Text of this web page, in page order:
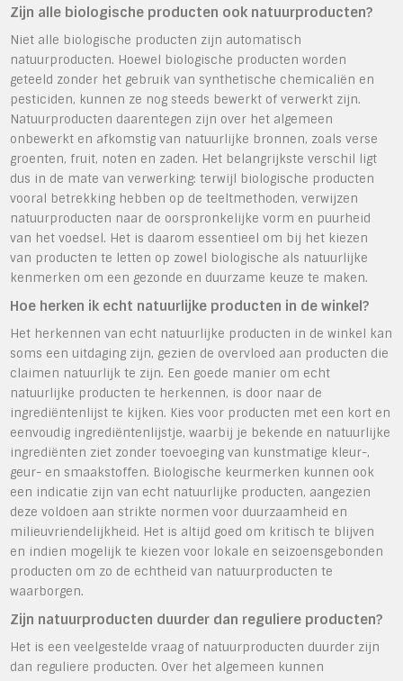
Zijn alle biologische producten ook natuurproducten?
Niet alle biologische producten zijn automatisch
natuurproducten. Hoewel biologische producten worden
geteeld zonder het gebruik van synthetische chemicaliën en
pesticiden, kunnen ze nog steeds bewerkt of verwerkt zijn.
Natuurproducten daarentegen zijn over het algemeen
onbewerkt en afkomstig van natuurlijke bronnen, zoals verse
groenten, fruit, noten en zaden. Het belangrijkste verschil ligt
dus in de mate van verwerking: terwijl biologische producten
vooral betrekking hebben op de teeltmethoden, verwijzen
natuurproducten naar de oorspronkelijke vorm en puurheid
van het voedsel. Het is daarom essentieel om bij het kiezen
van producten te letten op zowel biologische als natuurlijke
kenmerken om een gezonde en duurzame keuze te maken.
Hoe herken ik echt natuurlijke producten in de winkel?
Het herkennen van echt natuurlijke producten in de winkel kan
soms een uitdaging zijn, gezien de overvloed aan producten die
claimen natuurlijk te zijn. Een goede manier om echt
natuurlijke producten te herkennen, is door naar de
ingrediëntenlijst te kijken. Kies voor producten met een kort en
eenvoudig ingrediëntenlijstje, waarbij je bekende en natuurlijke
ingrediënten ziet zonder toevoeging van kunstmatige kleur-,
geur- en smaakstoffen. Biologische keurmerken kunnen ook
een indicatie zijn van echt natuurlijke producten, aangezien
deze voldoen aan strikte normen voor duurzaamheid en
milieuvriendelijkheid. Het is altijd goed om kritisch te blijven
en indien mogelijk te kiezen voor lokale en seizoensgebonden
producten om zo de echtheid van natuurproducten te
waarborgen.
Zijn natuurproducten duurder dan reguliere producten?
Het is een veelgestelde vraag of natuurproducten duurder zijn
dan reguliere producten. Over het algemeen kunnen